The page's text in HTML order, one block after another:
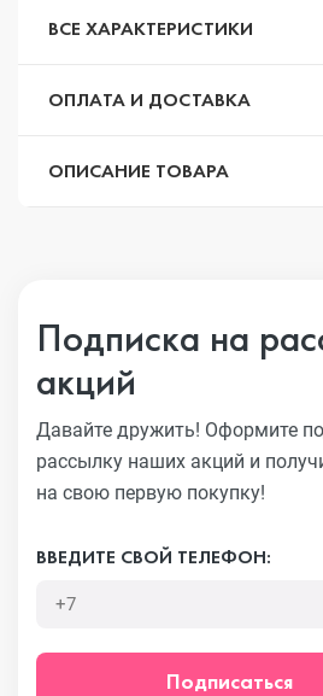
ВСЕ ХАРАКТЕРИСТИКИ
ОПЛАТА И ДОСТАВКА
ОПИСАНИЕ ТОВАРА
Подписка на
акций
Давайте дружить! Оформите
рассылку наших акций и
на свою первую покупку!
ВВЕДИТЕ СВОЙ ТЕЛЕФОН:
Подписаться